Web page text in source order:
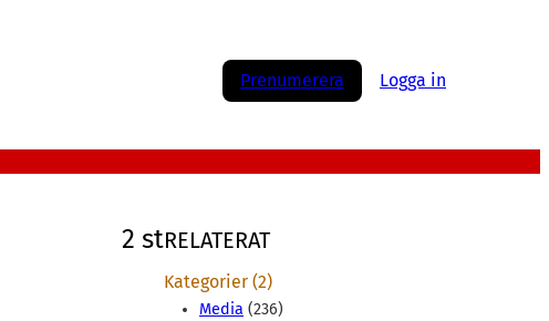
Prenumerera Logga in
2 stRELATERAT
Kategorier (2)
Media (236)